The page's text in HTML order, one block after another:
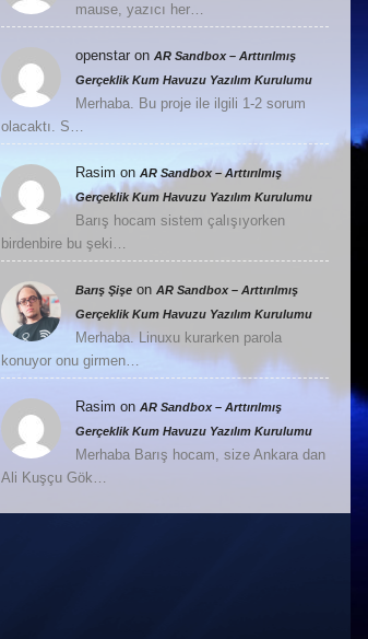
mause, yazıcı her…
openstar on AR Sandbox – Arttırılmış
Gerçeklik Kum Havuzu Yazılım Kurulumu
Merhaba. Bu proje ile ilgili 1-2 sorum
olacaktı. S…
Rasim on AR Sandbox – Arttırılmış
Gerçeklik Kum Havuzu Yazılım Kurulumu
Barış hocam sistem çalışıyorken
birdenbire bu şeki…
Barış Şişe on AR Sandbox – Arttırılmış
Gerçeklik Kum Havuzu Yazılım Kurulumu
Merhaba. Linuxu kurarken parola
konuyor onu girmen…
Rasim on AR Sandbox – Arttırılmış
Gerçeklik Kum Havuzu Yazılım Kurulumu
Merhaba Barış hocam, size Ankara dan
Ali Kuşçu Gök…